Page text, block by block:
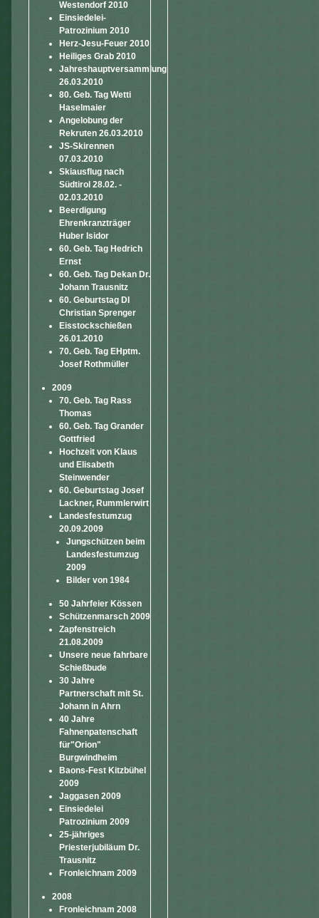
Westendorf 2010
Einsiedelei-
Patrozinium 2010
Herz-Jesu-Feuer 2010
Heiliges Grab 2010
Jahreshauptversammlung
26.03.2010
80. Geb. Tag Wetti
Haselmaier
Angelobung der
Rekruten 26.03.2010
JS-Skirennen
07.03.2010
Skiausflug nach
Südtirol 28.02. -
02.03.2010
Beerdigung
Ehrenkranzträger
Huber Isidor
60. Geb. Tag Hedrich
Ernst
60. Geb. Tag Dekan Dr.
Johann Trausnitz
60. Geburtstag DI
Christian Sprenger
Eisstockschießen
26.01.2010
70. Geb. Tag EHptm.
Josef Rothmüller
2009
70. Geb. Tag Rass
Thomas
60. Geb. Tag Grander
Gottfried
Hochzeit von Klaus
und Elisabeth
Steinwender
60. Geburtstag Josef
Lackner, Rummlerwirt
Landesfestumzug
20.09.2009
Jungschützen beim
Landesfestumzug
2009
Bilder von 1984
50 Jahrfeier Kössen
Schützenmarsch 2009
Zapfenstreich
21.08.2009
Unsere neue fahrbare
Schießbude
30 Jahre
Partnerschaft mit St.
Johann in Ahrn
40 Jahre
Fahnenpatenschaft
für"Orion"
Burgwindheim
Baons-Fest Kitzbühel
2009
Jaggasen 2009
Einsiedelei
Patrozinium 2009
25-jähriges
Priesterjubiläum Dr.
Trausnitz
Fronleichnam 2009
2008
Fronleichnam 2008